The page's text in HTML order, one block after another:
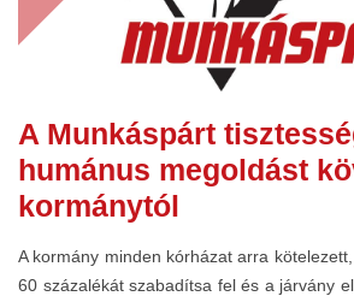
A Munkáspárt
humánus megoldást
kormánytól
A kormány minden kórházat arra
60 százalékát szabadítsa fel és a járvány